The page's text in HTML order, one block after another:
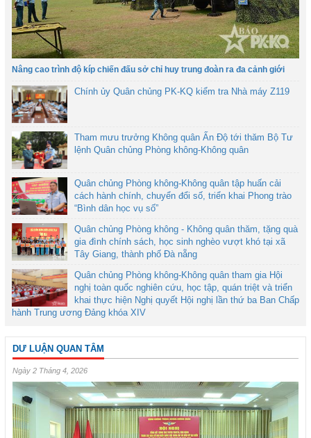
Nâng cao trình độ kíp chiến đấu sở chỉ huy trung đoàn ra đa cảnh giới
Chính ủy Quân chủng PK-KQ kiểm tra Nhà máy Z119
Tham mưu trưởng Không quân Ấn Độ tới thăm Bộ Tư
lệnh Quân chủng Phòng không-Không quân
Quân chủng Phòng không-Không quân tập huấn cải
cách hành chính, chuyển đổi số, triển khai Phong trào
“Bình dân học vụ số”
Quân chủng Phòng không - Không quân thăm, tặng quà
gia đình chính sách, học sinh nghèo vượt khó tại xã
Tây Giang, thành phố Đà nẵng
Quân chủng Phòng không-Không quân tham gia Hội
nghị toàn quốc nghiên cứu, học tập, quán triệt và triển
khai thực hiện Nghị quyết Hội nghị lần thứ ba Ban Chấp
hành Trung ương Đảng khóa XIV
DƯ LUẬN QUAN TÂM
Ngày 2 Tháng 4, 2026